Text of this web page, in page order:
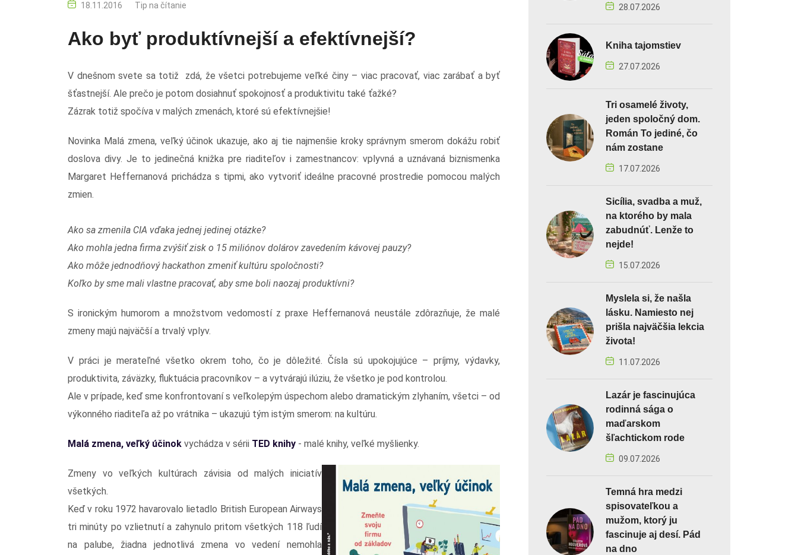
18.11.2016 Tip na čítanie
Ako byť produktívnejší a efektívnejší?
V dnešnom svete sa totiž zdá, že všetci potrebujeme veľké činy – viac pracovať, viac zarábať a byť
šťastnejší. Ale prečo je potom dosiahnuť spokojnosť a produktivitu také ťažké?
Zázrak totiž spočíva v malých zmenách, ktoré sú efektívnejšie!
Novinka Malá zmena, veľký účinok ukazuje, ako aj tie najmenšie kroky správnym smerom dokážu robiť
doslova divy. Je to jedinečná knižka pre riaditeľov i zamestnancov: vplyvná a uznávaná biznismenka
Margaret Heffernanová prichádza s tipmi, ako vytvoriť ideálne pracovné prostredie pomocou malých
zmien.
Ako sa zmenila CIA vďaka jednej jedinej otázke?
Ako mohla jedna firma zvýšiť zisk o 15 miliónov dolárov zavedením kávovej pauzy?
Ako môže jednodňový hackathon zmeniť kultúru spoločnosti?
Koľko by sme mali vlastne pracovať, aby sme boli naozaj produktívni?
S ironickým humorom a množstvom vedomostí z praxe Heffernanová neustále zdôrazňuje, že malé
zmeny majú najväčší a trvalý vplyv.
V práci je merateľné všetko okrem toho, čo je dôležité. Čísla sú upokojujúce – príjmy, výdavky,
produktivita, záväzky, fluktuácia pracovníkov – a vytvárajú ilúziu, že všetko je pod kontrolou.
Ale v prípade, keď sme konfrontovaní s veľkolepým úspechom alebo dramatickým zlyhaním, všetci – od
výkonného riaditeľa až po vrátnika – ukazujú tým istým smerom: na kultúru.
Malá zmena, veľký účinok vychádza v sérii TED knihy - malé knihy, veľké myšlienky.
Zmeny vo veľkých kultúrach závisia od malých iniciatív
všetkých.
Keď v roku 1972 havarovalo lietadlo British European Airways
tri minúty po vzlietnutí a zahynulo pritom všetkých 118 ľudí
na palube, žiadna jednotlivá zmena vo vedení nemohla
28.07.2026
Kniha tajomstiev
27.07.2026
Tri osamelé životy,
jeden spoločný dom.
Román To jediné, čo
nám zostane
17.07.2026
Sicília, svadba a muž,
na ktorého by mala
zabudnúť. Lenže to
nejde!
15.07.2026
Myslela si, že našla
lásku. Namiesto nej
prišla najväčšia lekcia
života!
11.07.2026
Lazár je fascinujúca
rodinná sága o
maďarskom
šľachtickom rode
09.07.2026
Temná hra medzi
spisovateľkou a
mužom, ktorý ju
fascinuje aj desí. Pád
na dno